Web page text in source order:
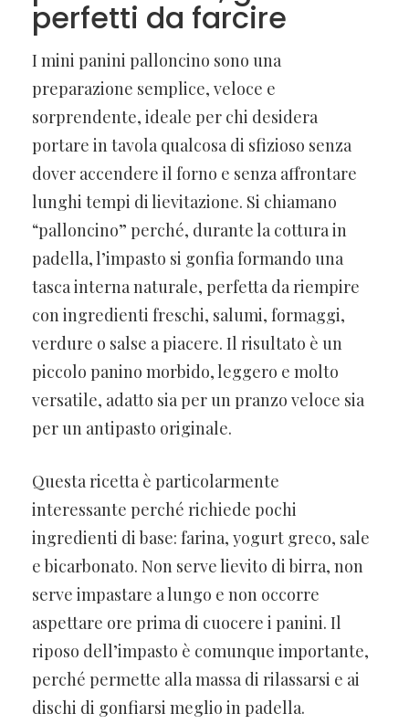
perfetti da farcire
I mini panini palloncino sono una
preparazione semplice, veloce e
sorprendente, ideale per chi desidera
portare in tavola qualcosa di sfizioso senza
dover accendere il forno e senza affrontare
lunghi tempi di lievitazione. Si chiamano
“palloncino” perché, durante la cottura in
padella, l’impasto si gonfia formando una
tasca interna naturale, perfetta da riempire
con ingredienti freschi, salumi, formaggi,
verdure o salse a piacere. Il risultato è un
piccolo panino morbido, leggero e molto
versatile, adatto sia per un pranzo veloce sia
per un antipasto originale.
Questa ricetta è particolarmente
interessante perché richiede pochi
ingredienti di base: farina, yogurt greco, sale
e bicarbonato. Non serve lievito di birra, non
serve impastare a lungo e non occorre
aspettare ore prima di cuocere i panini. Il
riposo dell’impasto è comunque importante,
perché permette alla massa di rilassarsi e ai
dischi di gonfiarsi meglio in padella.